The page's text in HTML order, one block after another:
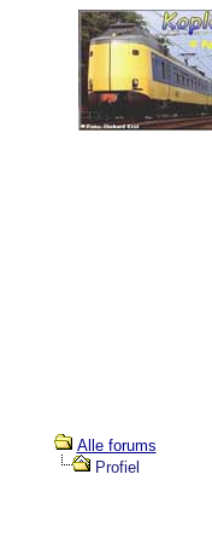
Alle forums
Profiel